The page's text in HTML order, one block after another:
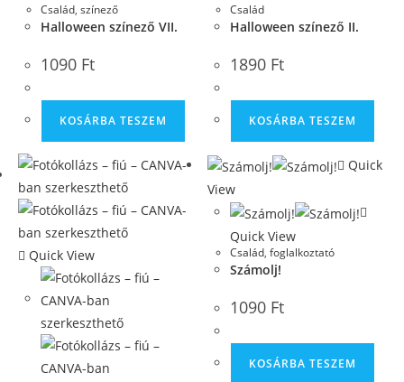
Család, színező
Halloween színező VII.
1090 Ft
KOSÁRBA TESZEM
Család
Halloween színező II.
1890 Ft
KOSÁRBA TESZEM
Quick View
Quick
View
Quick View
Család,foglalkoztató
Számolj!
1090 Ft
KOSÁRBA TESZEM